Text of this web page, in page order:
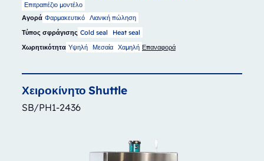
Επιτραπέζιο μοντέλο
Αγορά Φαρμακευτικό Λιανική πώληση
Τύπος σφράγισης Cold seal
Heat seal
Χωρητικότητα Υψηλή Μεσαία Χαμηλή Επαναφορά
Χειροκίνητο Shuttle
SB/PH1-2436